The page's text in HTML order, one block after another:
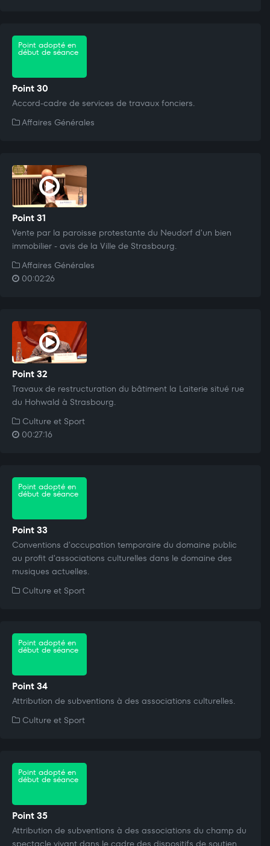
Point adopté en
début de séance
Point 30
Accord-cadre de services de travaux fonciers.
Affaires Générales
Point 31
Vente par la paroisse protestante du Neudorf d'un bien
immobilier - avis de la Ville de Strasbourg.
Affaires Générales
00:02:26
Point 32
Travaux de restructuration du bâtiment la Laiterie situé rue
du Hohwald à Strasbourg.
Culture et Sport
00:27:16
Point adopté en
début de séance
Point 33
Conventions d'occupation temporaire du domaine public
au profit d'associations culturelles dans le domaine des
musiques actuelles.
Culture et Sport
Point adopté en
début de séance
Point 34
Attribution de subventions à des associations culturelles.
Culture et Sport
Point adopté en
début de séance
Point 35
Attribution de subventions à des associations du champ du
spectacle vivant dans le cadre des dispositifs de soutien